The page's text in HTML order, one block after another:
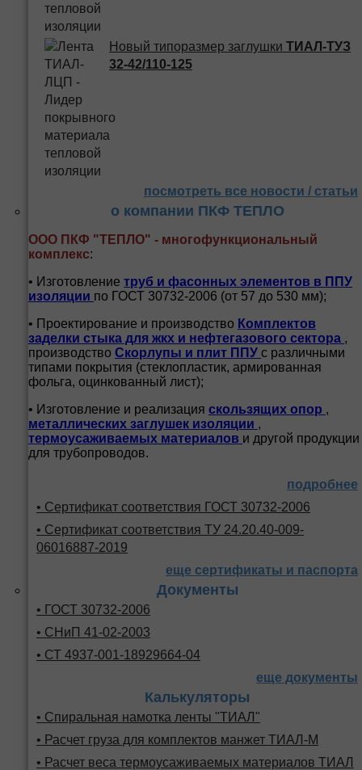
Новый типоразмер заглушки ТИАЛ-ТУЗ
32-42/110-125
посмотреть все новости / статьи
о компании ПКФ ТЕПЛО
ООО ПКФ "ТЕПЛО" - многофункциональный
комплекс:
• Изготовление труб и фасонных элементов в ППУ
изоляции по ГОСТ 30732-2006 (от 57 до 530 мм);
• Проектирование и производство Комплектов
заделки стыка для жкх и нефтегазового сектора ,
производство Скорлупы и плит ППУ с различными
типами покрытия (стеклопластик, армированная
фольга, оцинкованный лист);
• Изготовление и реализация скользящих опор ,
металлических заглушек изоляции ,
термоусаживаемых материалов и другой продукции
для трубопроводов.
подробнее
• Сертификат соответствия ГОСТ 30732-2006
• Сертификат соответствия ТУ 24.20.40-009-
06016887-2019
еще сертификаты и паспорта
Документы
• ГОСТ 30732-2006
• СНиП 41-02-2003
• СТ 4937-001-18929664-04
еще документы
Калькуляторы
• Спиральная намотка ленты "ТИАЛ"
• Расчет груза для комплектов манжет ТИАЛ-М
• Расчет веса термоусаживаемых материалов ТИАЛ